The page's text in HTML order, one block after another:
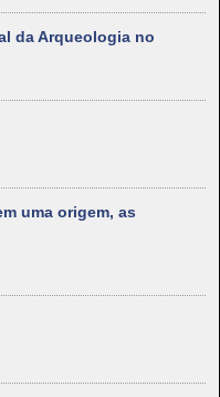
da Arqueologia no
uma origem, as